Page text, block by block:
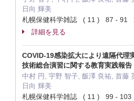
日向 輝美
札幌保健科学雑誌 ( 11 ) 87 - 91
詳細を見る
COVID-19感染拡大により遠隔代理
技術総合演習に関する教育実践報告
中村 円, 宇野 智子, 飯澤 良祐, 首藤
日向 輝美
札幌保健科学雑誌 ( 11 ) 99 - 103